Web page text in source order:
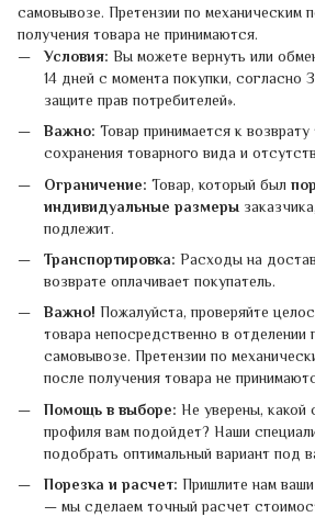
самовывозе. Претензии по механическим
получения товара не принимаются.
Условия: Вы можете вернуть или
14 дней с момента покупки, согласно
защите прав потребителей».
Важно: Товар принимается к
сохранения товарного вида и
Ограничение: Товар, который был
индивидуальные размеры
подлежит.
Транспортировка: Расходы на
возврате оплачивает покупатель.
Важно! Пожалуйста, проверяйте
товара непосредственно в отделении
самовывозе. Претензии по
после получения товара не
Помощь в выборе: Не уверены, какой
профиля вам подойдет? Наши
подобрать оптимальный вариант под
Порезка и расчет: Пришлите нам
— мы сделаем точный расчет